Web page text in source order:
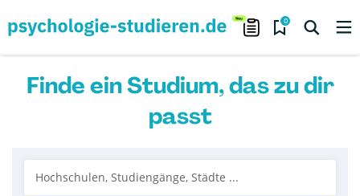
0
Finde ein Studium, das zu dir
passt